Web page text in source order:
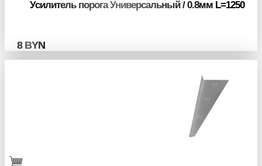
Усилитель порога Универсальный / 0.8мм L=1250
8 BYN